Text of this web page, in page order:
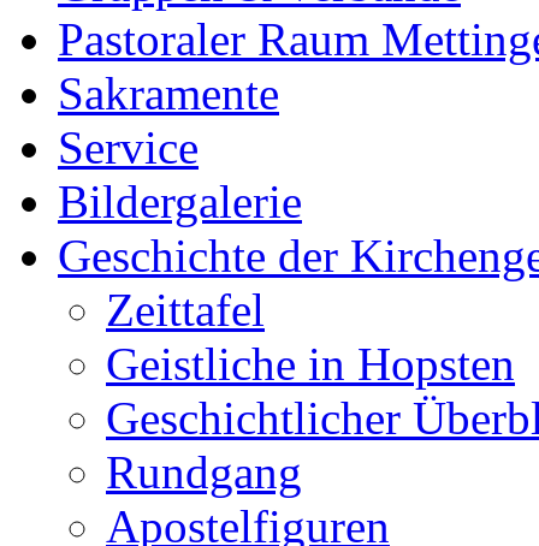
Pastoraler Raum
Sakramente
Service
Bildergalerie
Geschichte der
Zeittafel
Geistliche in Hopsten
Geschichtlicher
Rundgang
Apostelfiguren